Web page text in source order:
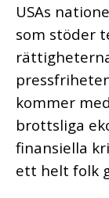
USAs
som stöder
kommer
brottsliga
finansiella
ett helt folk